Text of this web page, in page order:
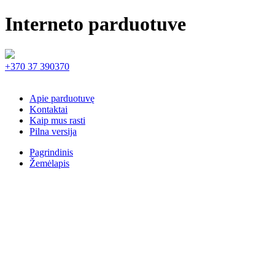
Interneto parduotuve
+370 37 390370
Apie parduotuvę
Kontaktai
Kaip mus rasti
Pilna versija
Pagrindinis
Žemėlapis